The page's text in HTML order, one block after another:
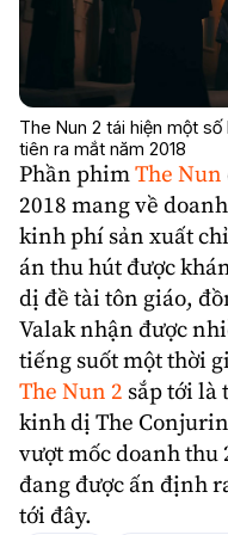
The Nun 2 tái hiện một
tiên ra mắt năm 2018
Phần phimThe Nun
2018 mang về
kinh phí sản xuất
án thu hút được
dị đề tài tôn giáo,
Valak nhận được
tiếng suốt một thời
The Nun 2 sắp tới là
kinh dị The
vượt mốc doanh thu
đang được ấn định
tới đây.